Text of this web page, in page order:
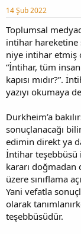
b
a
ş
l
a
t
a
n
ç
a
r
i
h
i
14 Şub 2022
Toplumsal
intihar hareketine
niye intihar etmiş
“İntihar, tüm
kapısı mıdır?”.
yazıyı okumaya
Durkheim’a
sonuçlanacağı
edimin direkt ya
İntihar teşebbüsü
kararı doğmadan
üzere sınıflama
Yani vefatla
olarak
teşebbüsüdür.